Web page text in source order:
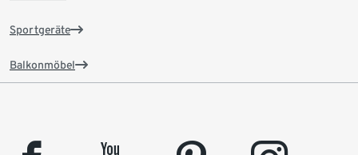
Sportgeräte
Balkonmöbel